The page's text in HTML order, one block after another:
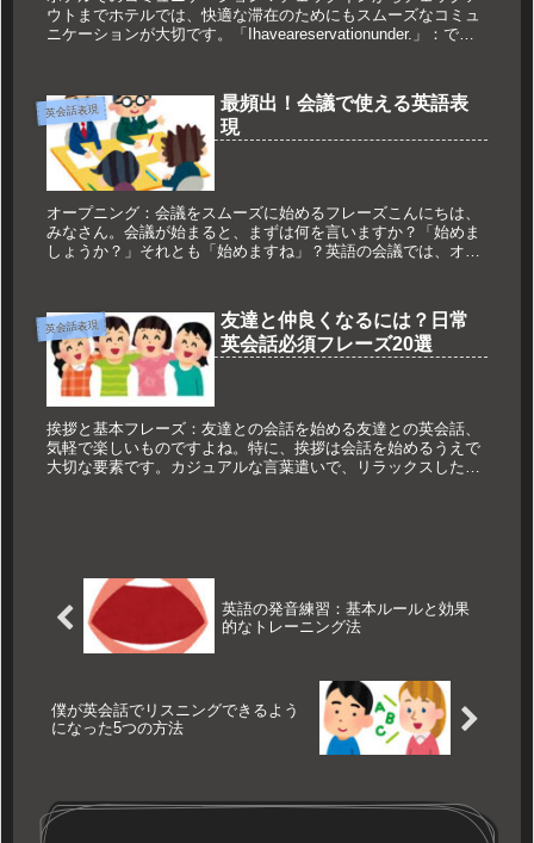
ウトまでホテルでは、快適な滞在のためにもスムーズなコミュ
ニケーションが大切です。「Ihaveareservationunder.」：で予
英会話表現
最頻出！会議で使える英語表
現
オープニング：会議をスムーズに始めるフレーズこんにちは、
みなさん。会議が始まると、まずは何を言いますか？「始めま
しょうか？」それとも「始めますね」？英語の会議では、オー
英会話表現
友達と仲良くなるには？日常
英会話必須フレーズ20選
挨拶と基本フレーズ：友達との会話を始める友達との英会話、
気軽で楽しいものですよね。特に、挨拶は会話を始めるうえで
大切な要素です。カジュアルな言葉遣いで、リラックスした雰
英語の発音練習：基本ルールと効果
的なトレーニング法
僕が英会話でリスニングできるよう
になった5つの方法